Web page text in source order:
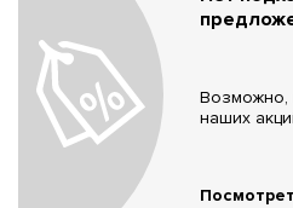
Возможно,
наших